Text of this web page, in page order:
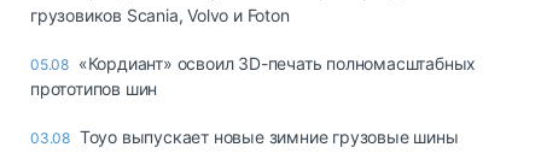
грузовиков Scania, Volvo и Foton
05.08 «Кордиант» освоил 3D-печать полномасштабных
прототипов шин
03.08 Toyo выпускает новые зимние грузовые шины